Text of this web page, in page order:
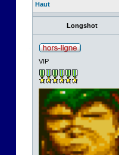
Haut
Longshot
VIP